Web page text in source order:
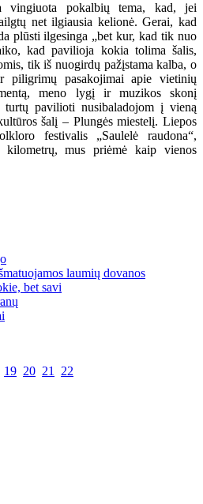
pokalbių tema, kad, jei
net ilgiausia kelionė. Gerai, kad
plūsti ilgesinga „bet kur, kad tik nuo
kad pavilioja kokia tolima šalis,
tik iš nuogirdų pažįstama kalba, o
pasakojimai apie vietinių
meno lygį ir muzikos skonį
pavilioti nusibaladojom į vieną
šalį – Plungės miestelį. Liepos
festivalis „Saulelė raudona“,
kilometrų, mus priėmė kaip vienos
laumių dovanos
bet savi
19 20 21 22